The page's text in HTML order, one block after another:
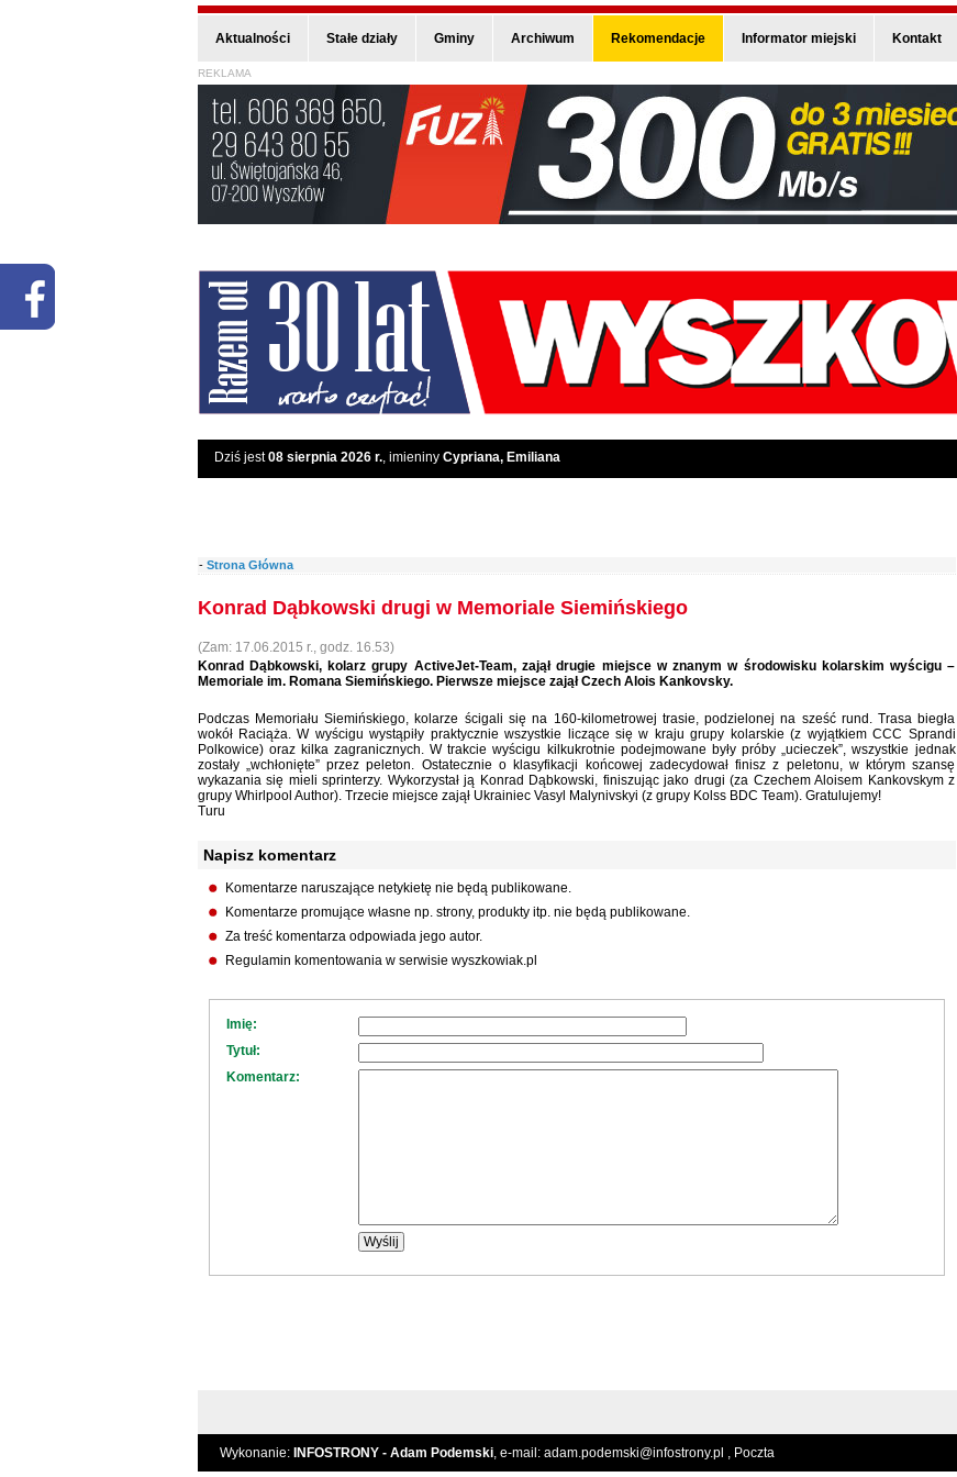
Aktualności Stałe działy Gminy Archiwum Rekomendacje Informator miejski Kontakt
REKLAMA
Dziś jest08 sierpnia 2026 r., imieniny Cypriana, Emiliana
- Strona Główna
Konrad Dąbkowski drugi w Memoriale Siemińskiego
(Zam: 17.06.2015 r., godz. 16.53)
Konrad Dąbkowski, kolarz grupy ActiveJet-Team, zajął drugie miejsce w znanym w środowisku kolarskim wyścigu –
Memoriale im. Romana Siemińskiego. Pierwsze miejsce zajął Czech Alois Kankovsky.
Podczas Memoriału Siemińskiego, kolarze ścigali się na 160-kilometrowej trasie, podzielonej na sześć rund. Trasa biegła
wokół Raciąża. W wyścigu wystąpiły praktycznie wszystkie liczące się w kraju grupy kolarskie (z wyjątkiem CCC Sprandi
Polkowice) oraz kilka zagranicznych. W trakcie wyścigu kilkukrotnie podejmowane były próby „ucieczek”, wszystkie jednak
zostały „wchłonięte” przez peleton. Ostatecznie o klasyfikacji końcowej zadecydował finisz z peletonu, w którym szansę
wykazania się mieli sprinterzy. Wykorzystał ją Konrad Dąbkowski, finiszując jako drugi (za Czechem Aloisem Kankovskym z
grupy Whirlpool Author). Trzecie miejsce zajął Ukrainiec Vasyl Malynivskyi (z grupy Kolss BDC Team). Gratulujemy!
Turu
Napisz komentarz
Komentarze naruszające netykietę nie będą publikowane.
Komentarze promujące własne np. strony, produkty itp. nie będą publikowane.
Za treść komentarza odpowiada jego autor.
Regulamin komentowania w serwisie wyszkowiak.pl
Imię:
Tytuł:
Komentarz:
Wykonanie: INFOSTRONY - Adam Podemski, e-mail: adam.podemski@infostrony.pl , Poczta